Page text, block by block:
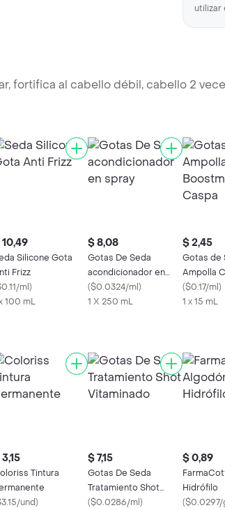
utilizar
fortifica al cabello débil, cabello 2
Silicone Gota
Frizz
ml)
100 mL
$ 8,08
Gotas De Seda
acondicionador en
spray
($0.0324/ml)
1 X 250 mL
$ 2,45
Gotas de
Ampolla
Boostmix
Caspa
($0.17/ml)
1 x 15 mL
Tintura
und)
$ 7,15
Gotas De Seda
Tratamiento Shot
Vitaminado
($0.0286/ml)
$ 0,89
Hidrófilo
($0.0297/